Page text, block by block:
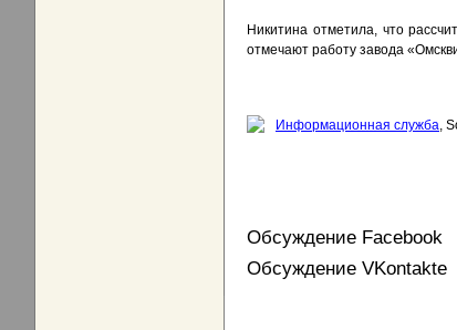
Никитина отметила, что
отмечают работу завода
Информационная служба,
Обсуждение Facebook
Обсуждение VKontakte